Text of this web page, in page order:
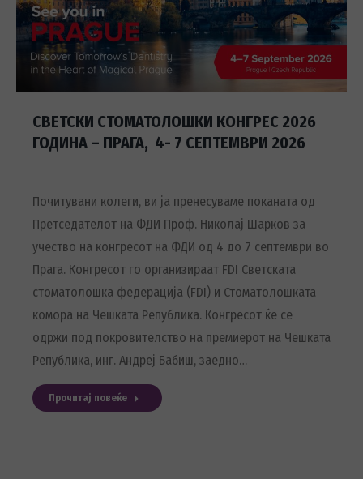
СВЕТСКИ СТОМАТОЛОШКИ КОНГРЕС 2026
ГОДИНА – ПРАГА, 4- 7 СЕПТЕМВРИ 2026
Почитувани колеги, ви ја пренесуваме поканата од
Претседателот на ФДИ Проф. Николај Шарков за
учество на конгресот на ФДИ од 4 до 7 септември во
Прага. Конгресот го организираат FDI Светската
стоматолошка федерација (FDI) и Стоматолошката
комора на Чешката Република. Конгресот ќе се
одржи под покровителство на премиерот на Чешката
Република, инг. Андреј Бабиш, заедно…
Прочитај повеќе